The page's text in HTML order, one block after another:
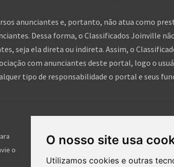
O nosso site usa
Utilizamos cookies e outras
anunciantes e, portanto, não atua como
Dessa forma, o Classificados Joinville
seja ela direta ou indireta. Assim, o
com anunciantes deste portal, logo o
tipo de responsabilidade o portal e seus
o
Nossos serviços gratuitos ajudam milhares